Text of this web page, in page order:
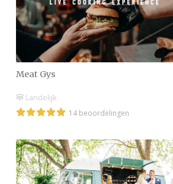
Wij wensen
dag. Maak
Meat Gys
Landelijk
14 beoordelingen